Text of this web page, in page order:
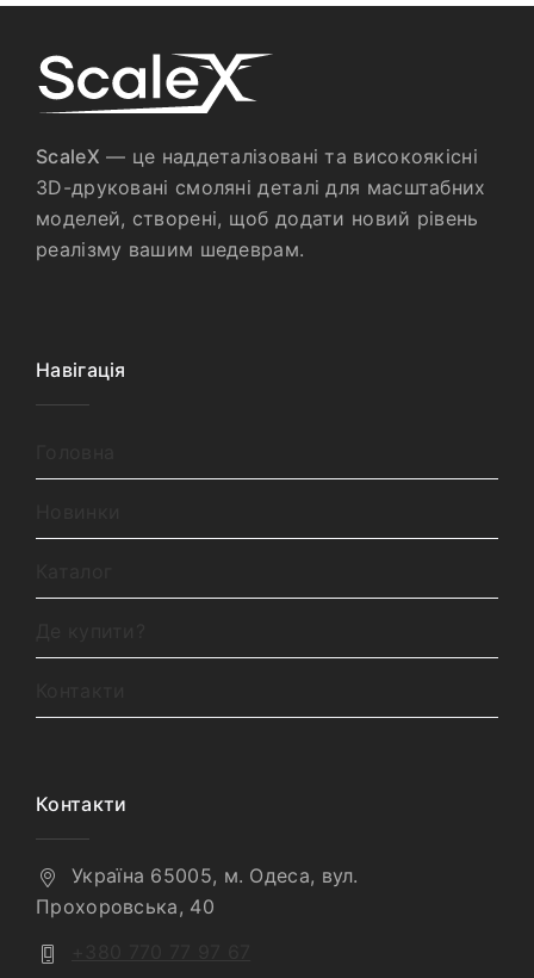
ScaleX — це наддеталізовані та високоякісні
3D-друковані смоляні деталі для масштабних
моделей, створені, щоб додати новий рівень
реалізму вашим шедеврам.
Навігація
Контакти
Україна 65005, м. Одеса, вул.
Прохоровська, 40